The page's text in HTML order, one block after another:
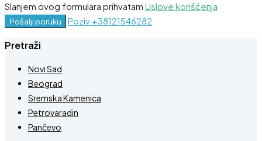
Slanjem ovog formulara prihvatam Uslove korišćenja
Pošalji poruku Poziv +38121546282
Pretraži
Novi Sad
Beograd
Sremska Kamenica
Petrovaradin
Pančevo